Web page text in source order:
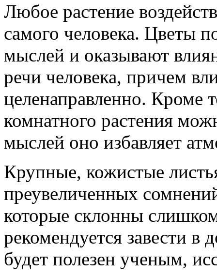
Любое растение
самого человека. Цветы
мыслей и оказывают
речи человека, причем
целенаправленно. Кроме
комнатного растения
мыслей оно избавляет
Крупные, кожистые
преувеличенных
которые склонны
рекомендуется завести
будет полезен ученым,